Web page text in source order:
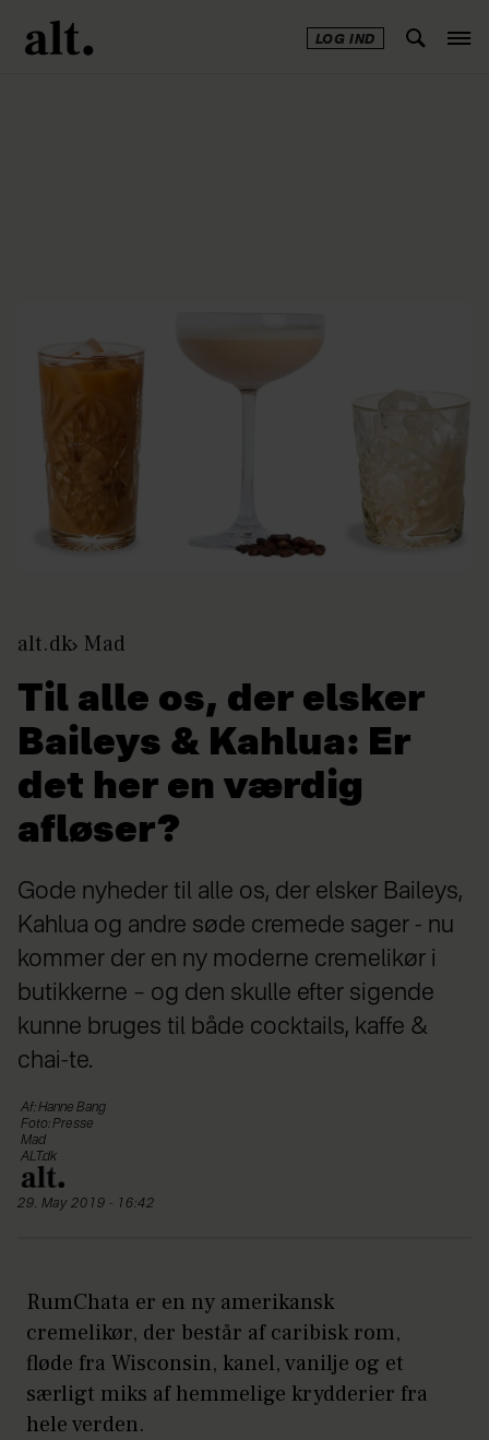
LOG IND
alt.dk Mad
Til alle os, der elsker
Baileys & Kahlua: Er
det her en værdig
afløser?
Gode nyheder til alle os, der elsker Baileys,
Kahlua og andre søde cremede sager - nu
kommer der en ny moderne cremelikør i
butikkerne – og den skulle efter sigende
kunne bruges til både cocktails, kaffe &
chai-te.
Af: Hanne Bang
Foto: Presse
Mad
ALT.dk
29. May 2019 - 16:42
RumChata er en ny amerikansk
cremelikør, der består af caribisk rom,
fløde fra Wisconsin, kanel, vanilje og et
særligt miks af hemmelige krydderier fra
hele verden.